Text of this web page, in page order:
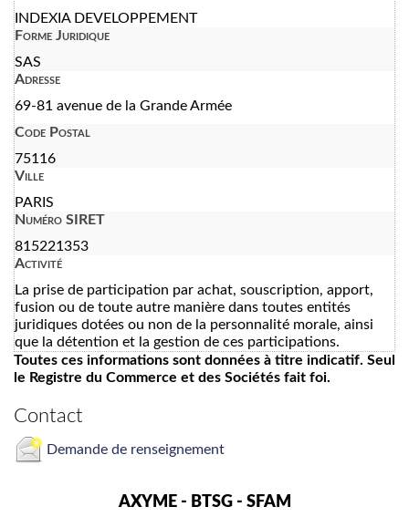
INDEXIA DEVELOPPEMENT
Forme Juridique
SAS
Adresse
69-81 avenue de la Grande Armée
Code Postal
75116
Ville
PARIS
Numéro SIRET
815221353
Activité
La prise de participation par achat, souscription, apport,
fusion ou de toute autre manière dans toutes entités
juridiques dotées ou non de la personnalité morale, ainsi
que la détention et la gestion de ces participations.
Toutes ces informations sont données à titre indicatif. Seul
le Registre du Commerce et des Sociétés fait foi.
Contact
Demande de renseignement
AXYME - BTSG - SFAM